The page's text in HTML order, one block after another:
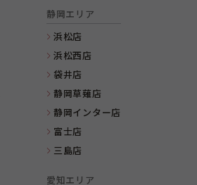
静岡エリア
浜松店
浜松西店
袋井店
静岡草薙店
静岡インター店
富士店
三島店
愛知エリア